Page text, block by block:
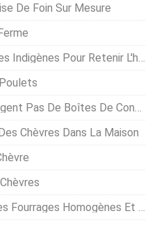
De Foin Sur Mesure
Pour Retenir L'humidité
Pas De Boîtes De Conserve
Chèvres Dans La Maison
Homogènes Et Digestibles